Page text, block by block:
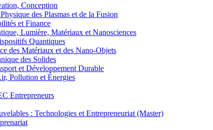
Conception
des Plasmas et de la Fusion
et Finance
Lumière, Matériaux et Nanosciences
Quantiques
des Matériaux et des Nano-Objets
des Solides
et Développement Durable
Pollution et Énergies
Entrepreneurs
: Technologies et Entrepreneuriat (Master)